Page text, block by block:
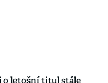
o letošní titul stále